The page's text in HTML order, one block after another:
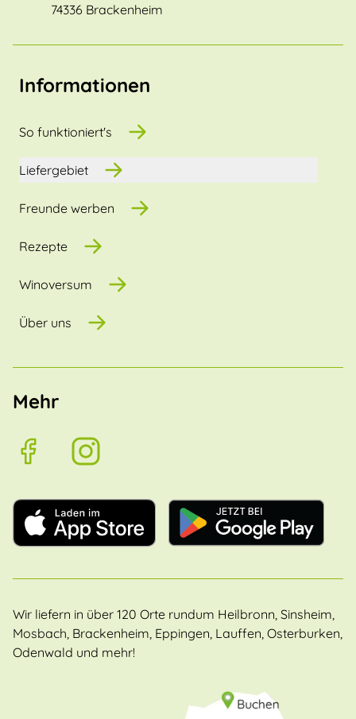
74336 Brackenheim
Informationen
So funktioniert's
Liefergebiet
Freunde werben
Rezepte
Winoversum
Über uns
Mehr
Wir liefern in über 120 Orte rundum Heilbronn, Sinsheim,
Mosbach, Brackenheim, Eppingen, Lauffen, Osterburken,
Odenwald und mehr!